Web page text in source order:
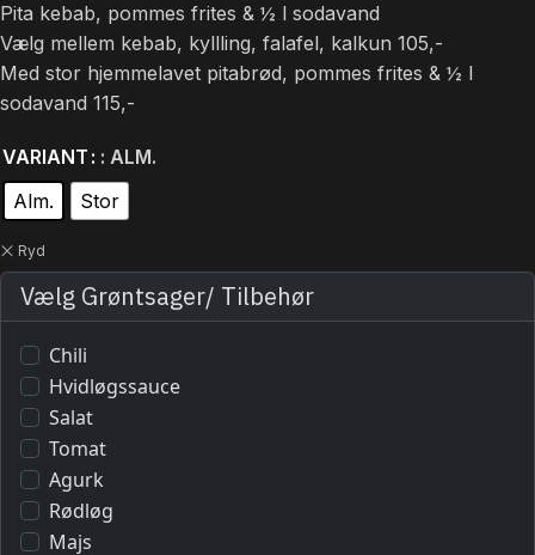
Pita kebab, pommes frites & ½ l sodavand
Vælg mellem kebab, kyllling, falafel, kalkun 105,-
Med stor hjemmelavet pitabrød, pommes frites & ½ l
sodavand 115,-
VARIANT : ALM.
Alm.
Stor
Ryd